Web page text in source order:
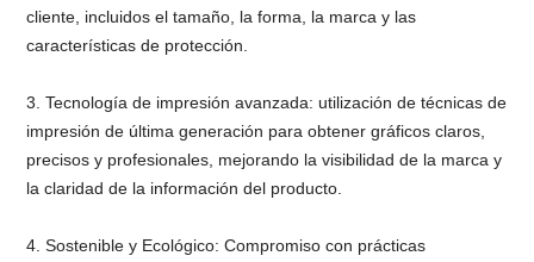
cliente, incluidos el tamaño, la forma, la marca y las
características de protección.
3. Tecnología de impresión avanzada: utilización de técnicas de
impresión de última generación para obtener gráficos claros,
precisos y profesionales, mejorando la visibilidad de la marca y
la claridad de la información del producto.
4. Sostenible y Ecológico: Compromiso con prácticas